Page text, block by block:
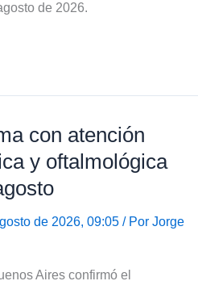
de 2026.
con atención
y oftalmológica
de 2026, 09:05 / Por Jorge
Aires confirmó el